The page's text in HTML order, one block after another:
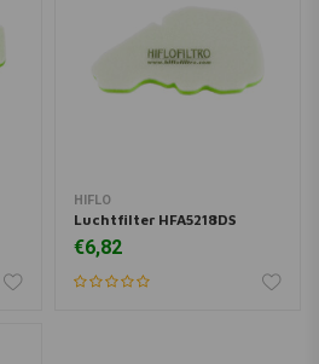
HIFLO
Luchtfilter HFA5218DS
€6,82